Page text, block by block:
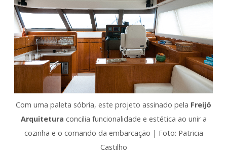
Com uma paleta sóbria, este projeto assinado pela Freijó
Arquitetura concilia funcionalidade e estética ao unir a
cozinha e o comando da embarcação | Foto: Patricia
Castilho